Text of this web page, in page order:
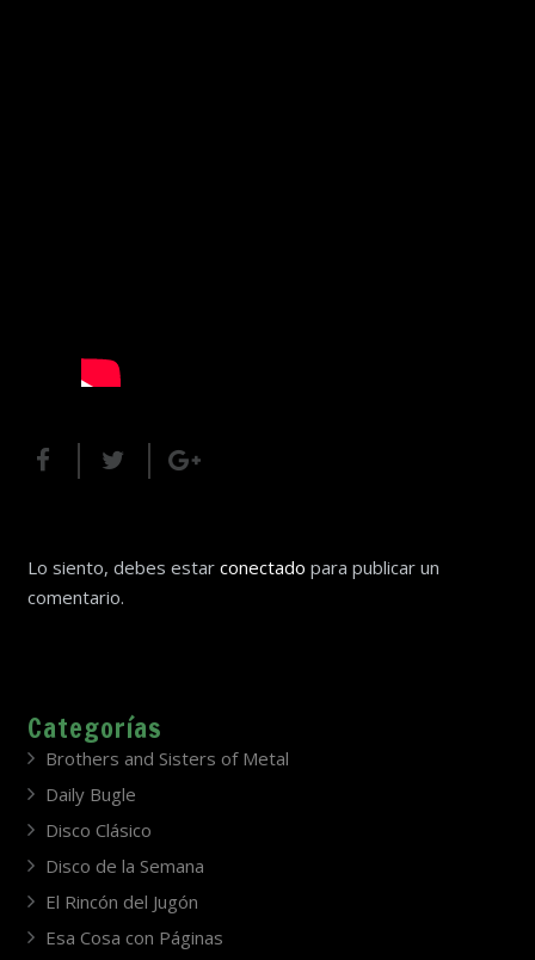
Lo siento, debes estar conectado para publicar un
comentario.
Categorías
Brothers and Sisters of Metal
Daily Bugle
Disco Clásico
Disco de la Semana
El Rincón del Jugón
Esa Cosa con Páginas